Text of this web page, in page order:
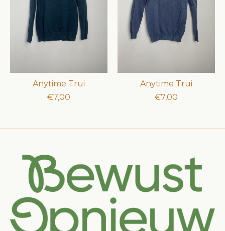
Anytime Trui
€7,00
Anytime Trui
€7,00